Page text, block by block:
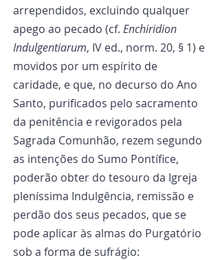
arrependidos, excluindo qualquer
apego ao pecado (cf. Enchiridion
Indulgentiarum, IV ed., norm. 20, § 1) e
movidos por um espírito de
caridade, e que, no decurso do Ano
Santo, purificados pelo sacramento
da penitência e revigorados pela
Sagrada Comunhão, rezem segundo
as intenções do Sumo Pontífice,
poderão obter do tesouro da Igreja
pleníssima Indulgência, remissão e
perdão dos seus pecados, que se
pode aplicar às almas do Purgatório
sob a forma de sufrágio: